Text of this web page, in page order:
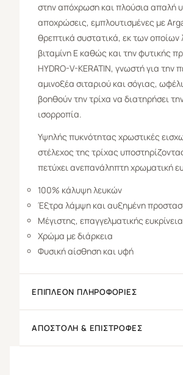
στην απόχρωση και πλούσια απαλή
αποχρώσεις, εμπλουτισμένες με
θρεπτικά συστατικά, εκ των οποίων
βιταμίνη Ε καθώς και την φυτικής
HYDRO-V-KERATIN, γνωστή για την
αμινοξέα σιταριού και σόγιας,
βοηθούν την τρίχα να διατηρήσει
ισορροπία.
Υψηλής πυκνότητας χρωστικές
στέλεχος της τρίχας
πετύχει ανεπανάληπτη χρωματική
100% κάλυψη λευκών
Έξτρα λάμψη και αυξημένη
Μέγιστης, επαγγελματικής
Χρώμα με διάρκεια
Φυσική αίσθηση και υφή
ΕΠΙΠΛΈΟΝ ΠΛΗΡΟΦΟΡΊΕΣ
ΑΠΟΣΤΟΛΉ & ΕΠΙΣΤΡΟΦΈΣ